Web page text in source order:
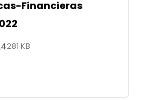
Financieras
281 KB